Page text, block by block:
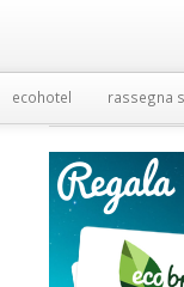
ecohotel rassegna